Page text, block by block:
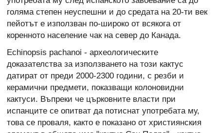
голяма степен неуспешни и до средата на 20-ти век
пейотът е използван по-широко от всякога от
коренното население чак на север до Канада.
Echinopsis pachanoi - археологическите
доказателства за използването на този кактус
датират от преди 2000-2300 години, с резби и
керамични предмети, показващи колоновидни
кактуси. Въпреки че църковните власти при
испанците се опитват да потиснат употребата му,
това се проваля, както е показано от християнския